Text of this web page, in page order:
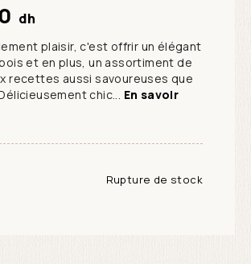
dh
plaisir, c'est offrir un élégant
et en plus, un assortiment de
recettes aussi savoureuses que
chic... En savoir
Rupture de stock